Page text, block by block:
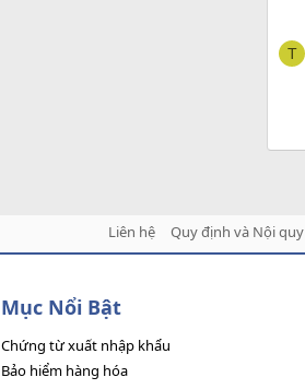
T
Liên hệ Quy định và Nội quy
Mục Nổi Bật
Chứng từ xuất nhập khẩu
Bảo hiểm hàng hóa